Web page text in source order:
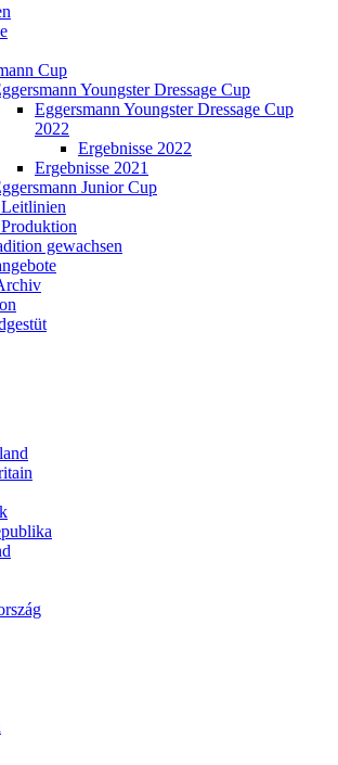
Cup
Youngster Dressage Cup
Eggersmann Youngster Dressage Cup
2022
Ergebnisse 2022
Ergebnisse 2021
Junior Cup
gewachsen